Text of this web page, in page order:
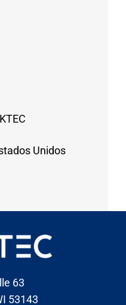
Unidos
63
53143